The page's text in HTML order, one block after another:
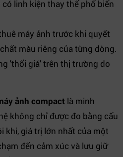
linh kiện thay thế phổ biến
máy ảnh trước khi quyết
màu riêng của từng dòng.
'thổi giá' trên thị trường do
ảnh compact là minh
không chỉ được đo bằng cấu
khi, giá trị lớn nhất của một
đến cảm xúc và lưu giữ